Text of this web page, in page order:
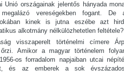
Unió országainak jelentős hányada
megalázó vereségekben fogant.
kinek is jutna eszébe azt
alkotmány nélkülözhetetlen feltétele?
visszaperelt történelmi címere
Amikor a magyar történelem
os forradalom napjaiban utcai
és az emberek a sok